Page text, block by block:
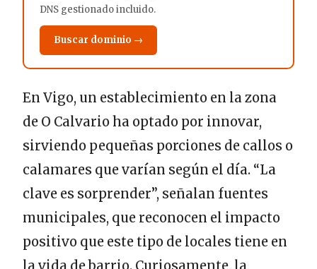
DNS gestionado incluido.
Buscar dominio →
En Vigo, un establecimiento en la zona
de O Calvario ha optado por innovar,
sirviendo pequeñas porciones de callos o
calamares que varían según el día. “La
clave es sorprender”, señalan fuentes
municipales, que reconocen el impacto
positivo que este tipo de locales tiene en